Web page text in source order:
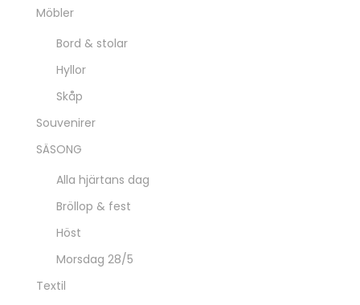
Möbler
Bord & stolar
Hyllor
Skåp
Souvenirer
SÄSONG
Alla hjärtans dag
Bröllop & fest
Höst
Morsdag 28/5
Textil